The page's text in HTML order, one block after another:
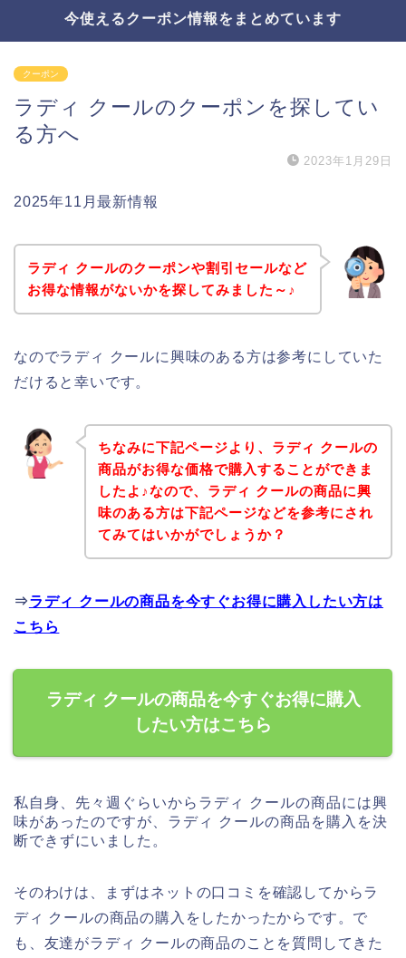
今使えるクーポン情報をまとめています
クーポン
ラディ クールのクーポンを探してい
る方へ
2023年1月29日
2025年11月最新情報
ラディ クールのクーポンや割引セールなど
お得な情報がないかを探してみました～♪
なのでラディ クールに興味のある方は参考にしていた
だけると幸いです。
ちなみに下記ページより、ラディ クールの
商品がお得な価格で購入することができま
したよ♪なので、ラディ クールの商品に興
味のある方は下記ページなどを参考にされ
てみてはいかがでしょうか？
⇒ラディ クールの商品を今すぐお得に購入したい方は
こちら
ラディ クールの商品を今すぐお得に購入
したい方はこちら
私自身、先々週ぐらいからラディ クールの商品には興
味があったのですが、ラディ クールの商品を購入を決
断できずにいました。
そのわけは、まずはネットの口コミを確認してからラ
ディ クールの商品の購入をしたかったからです。で
も、友達がラディ クールの商品のことを質問してきた